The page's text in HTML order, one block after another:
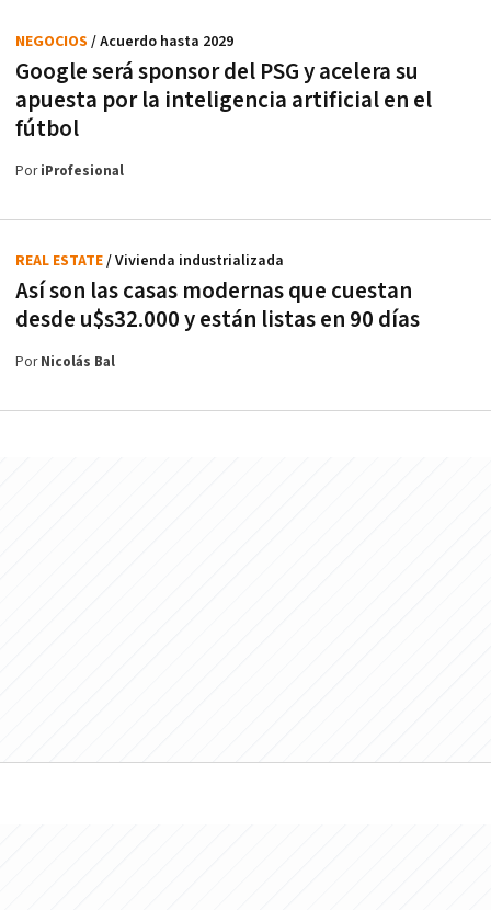
Google será sponsor del PSG y acelera su
apuesta por la inteligencia artificial en el
fútbol
NEGOCIOS / Acuerdo hasta 2029
PoriProfesional
Así son las casas modernas que cuestan
desde u$s32.000 y están listas en 90 días
REAL ESTATE/ Vivienda industrializada
PorNicolás Bal